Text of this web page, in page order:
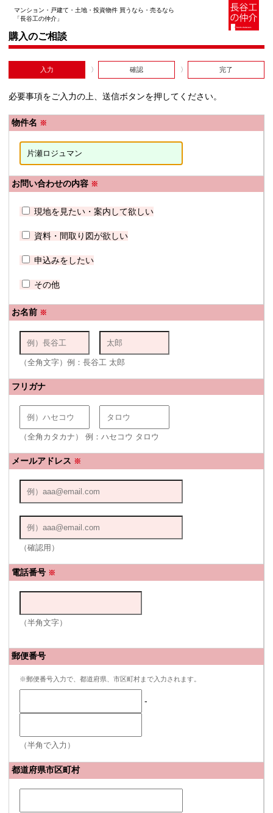
マンション・戸建て・土地・投資物件 買うなら・売るなら
「長谷工の仲介」
購入のご相談
入力 確認 完了
必要事項をご入力の上、送信ボタンを押してください。
物件名 ※
お問い合わせの内容 ※
現地を見たい・案内して欲しい
資料・間取り図が欲しい
申込みをしたい
その他
お名前 ※
（全角文字）例：長谷工 太郎
フリガナ
（全角カタカナ） 例：ハセコウ タロウ
メールアドレス ※
（確認用）
電話番号 ※
（半角文字）
郵便番号
※郵便番号入力で、都道府県、市区町村まで入力されます。
-
（半角で入力）
都道府県市区町村